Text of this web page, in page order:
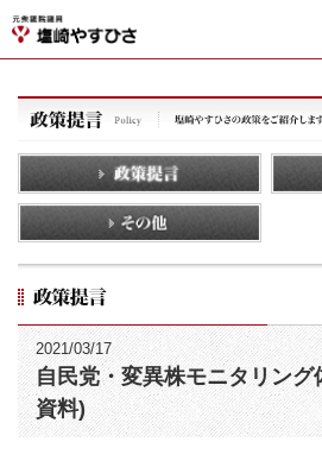
2021/03/17
自民党・変異株モニタリン
資料)